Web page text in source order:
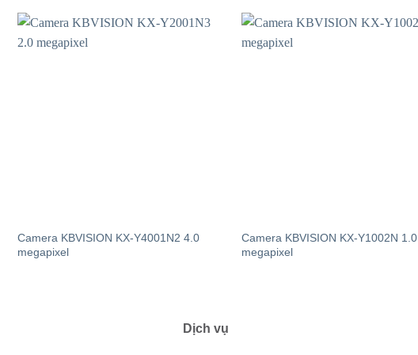
Camera KBVISION KX-Y4001N2 4.0
megapixel
Camera KBVISION KX-Y1002N 1.0
megapixel
Dịch vụ